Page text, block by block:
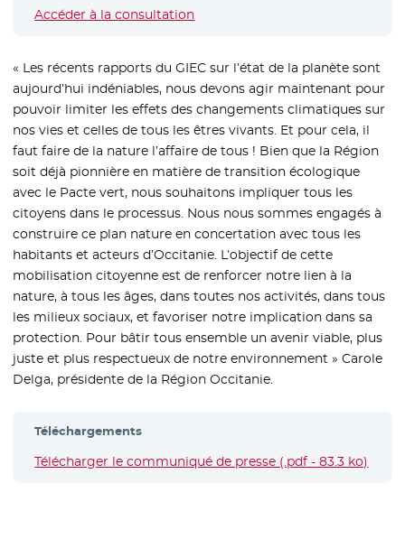
Accéder à la consultation
« Les récents rapports du GIEC sur l’état de la planète sont
aujourd’hui indéniables, nous devons agir maintenant pour
pouvoir limiter les effets des changements climatiques sur
nos vies et celles de tous les êtres vivants. Et pour cela, il
faut faire de la nature l’affaire de tous ! Bien que la Région
soit déjà pionnière en matière de transition écologique
avec le Pacte vert, nous souhaitons impliquer tous les
citoyens dans le processus. Nous nous sommes engagés à
construire ce plan nature en concertation avec tous les
habitants et acteurs d’Occitanie. L’objectif de cette
mobilisation citoyenne est de renforcer notre lien à la
nature, à tous les âges, dans toutes nos activités, dans tous
les milieux sociaux, et favoriser notre implication dans sa
protection. Pour bâtir tous ensemble un avenir viable, plus
juste et plus respectueux de notre environnement » Carole
Delga, présidente de la Région Occitanie.
Téléchargements
Télécharger le communiqué de presse (.pdf - 83.3 ko)